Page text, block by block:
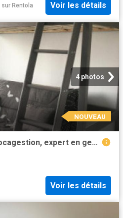
sur Rentola Voir les détails
4 photos
NOUVEAU
Studio à Lyon à louer Locagestion, expert en gestion locative
Voir les détails